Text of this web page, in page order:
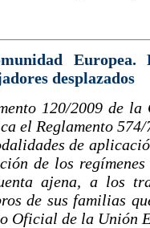
Europea.
desplazados
120/2009 de
el Reglamento
de
de los
ajena, a los
de sus familias
Oficial de la Unión